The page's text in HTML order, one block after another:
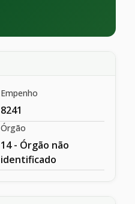
Empenho
8241
Órgão
14 - Órgão não
identificado